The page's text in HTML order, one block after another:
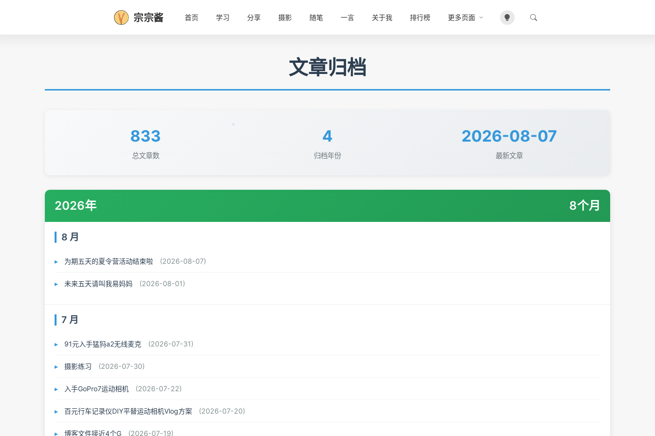
宗宗酱 首页 学习 分享 摄影 随笔 一言 关于我 排行榜 更多页面
文章归档
833
总文章数
4
归档年份
2026-08-07
最新文章
2026年 8个月
8 月
为期五天的夏令营活动结束啦 (2026-08-07)
未来五天请叫我易妈妈 (2026-08-01)
7 月
91元入手猛犸a2无线麦克 (2026-07-31)
摄影练习 (2026-07-30)
入手GoPro7运动相机 (2026-07-22)
百元行车记录仪DIY平替运动相机Vlog方案 (2026-07-20)
博客文件接近4个G (2026-07-19)